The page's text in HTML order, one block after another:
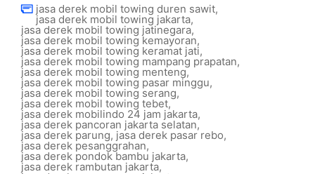
jasa derek mobil towing duren sawit,
jasa derek mobil towing jakarta,
jasa derek mobil towing jatinegara,
jasa derek mobil towing kemayoran,
jasa derek mobil towing keramat jati,
jasa derek mobil towing mampang prapatan,
jasa derek mobil towing menteng,
jasa derek mobil towing pasar minggu,
jasa derek mobil towing serang,
jasa derek mobil towing tebet,
jasa derek mobilindo 24 jam jakarta,
jasa derek pancoran jakarta selatan,
jasa derek parung, jasa derek pasar rebo,
jasa derek pesanggrahan,
jasa derek pondok bambu jakarta,
jasa derek rambutan jakarta,